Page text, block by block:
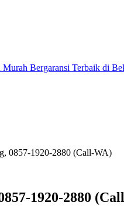
Bergaransi Terbaik di
0857-1920-2880 (Call-WA)
1920-2880